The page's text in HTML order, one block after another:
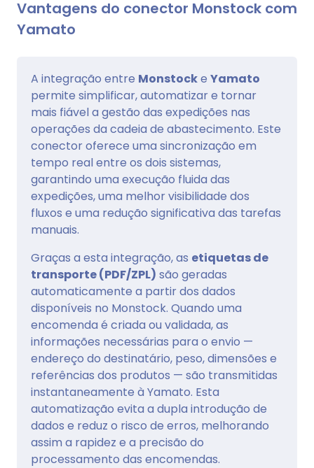
Vantagens do conector Monstock com
Yamato
A integração entre Monstocke Yamato
permite simplificar, automatizar e tornar
mais fiável a gestão das expedições nas
operações da cadeia de abastecimento. Este
conector oferece uma sincronização em
tempo real entre os dois sistemas,
garantindo uma execução fluida das
expedições, uma melhor visibilidade dos
fluxos e uma redução significativa das tarefas
manuais.
Graças a esta integração, as etiquetas de
transporte (PDF/ZPL) são geradas
automaticamente a partir dos dados
disponíveis no Monstock. Quando uma
encomenda é criada ou validada, as
informações necessárias para o envio —
endereço do destinatário, peso, dimensões e
referências dos produtos — são transmitidas
instantaneamente à Yamato. Esta
automatização evita a dupla introdução de
dados e reduz o risco de erros, melhorando
assim a rapidez e a precisão do
processamento das encomendas.